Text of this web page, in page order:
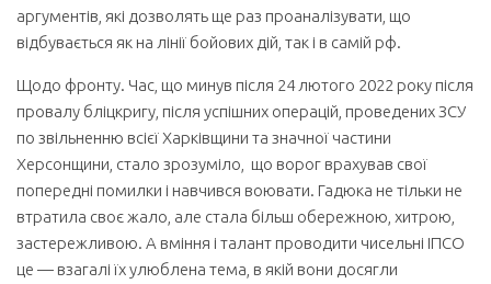
аргументів, які дозволять ще раз проаналізувати, що
відбувається як на лінії бойових дій, так і в самій рф.
Щодо фронту. Час, що минув після 24 лютого 2022 року після
провалу бліцкригу, після успішних операцій, проведених ЗСУ
по звільненню всієї Харківщини та значної частини
Херсонщини, стало зрозуміло, що ворог врахував свої
попередні помилки і навчився воювати. Гадюка не тільки не
втратила своє жало, але стала більш обережною, хитрою,
застережливою. А вміння і талант проводити чисельні ІПСО
це — взагалі їх улюблена тема, в якій вони досягли